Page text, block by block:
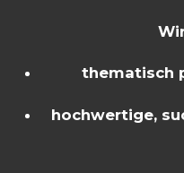
thematisch
hochwertige,